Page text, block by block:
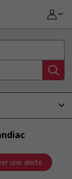
une alerte